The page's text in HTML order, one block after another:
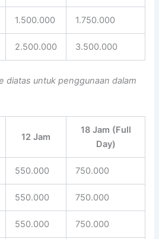
1.500.000 1.750.000
2.500.000 3.500.000
diatas untuk penggunaan dalam
12 Jam
18 Jam (Full
Day)
550.000 750.000
550.000 750.000
550.000 750.000